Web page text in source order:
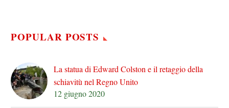
POPULAR POSTS
La statua di Edward Colston e il retaggio della
schiavitù nel Regno Unito
12 giugno 2020